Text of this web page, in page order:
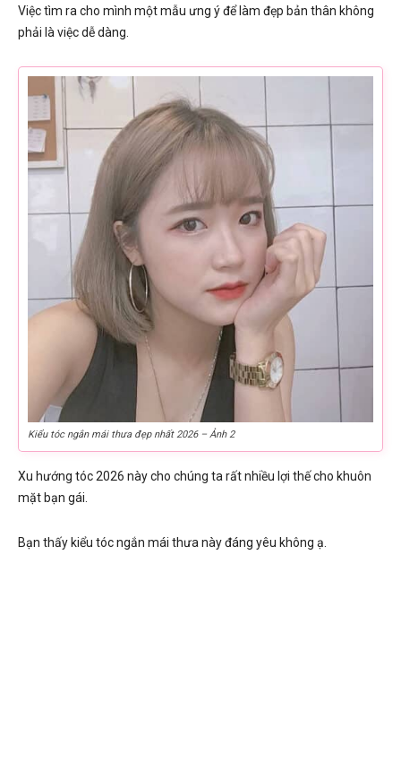
Việc tìm ra cho mình một mẫu ưng ý để làm đẹp bản thân không
phải là việc dễ dàng.
Kiểu tóc ngắn mái thưa đẹp nhất 2026 – Ảnh 2
Xu hướng tóc 2026 này cho chúng ta rất nhiều lợi thế cho khuôn
mặt bạn gái.
Bạn thấy kiểu tóc ngắn mái thưa này đáng yêu không ạ.